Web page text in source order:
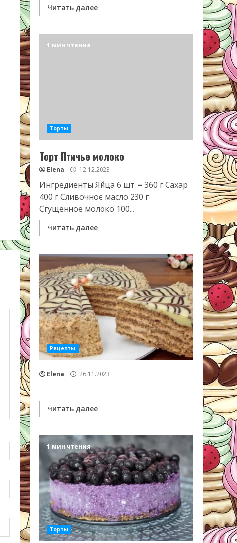
Читать далее
1 мин чтения
Торты
Торт Птичье молоко
Elena 12.12.2023
Ингредиенты Яйца 6 шт. = 360 г Сахар
400 г Сливочное масло 230 г
Сгущенное молоко 100...
Читать далее
Рецепты
Elena 26.11.2023
Читать далее
1 мин чтения
Торты